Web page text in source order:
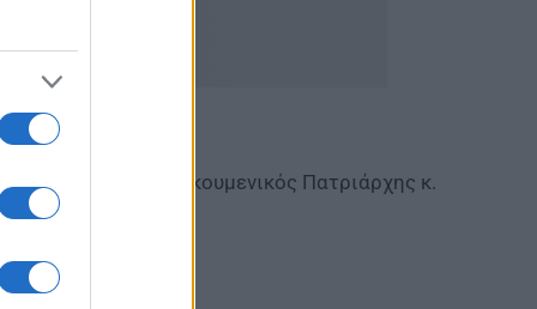
και ο Οικουμενικός Πατριάρχης κ.